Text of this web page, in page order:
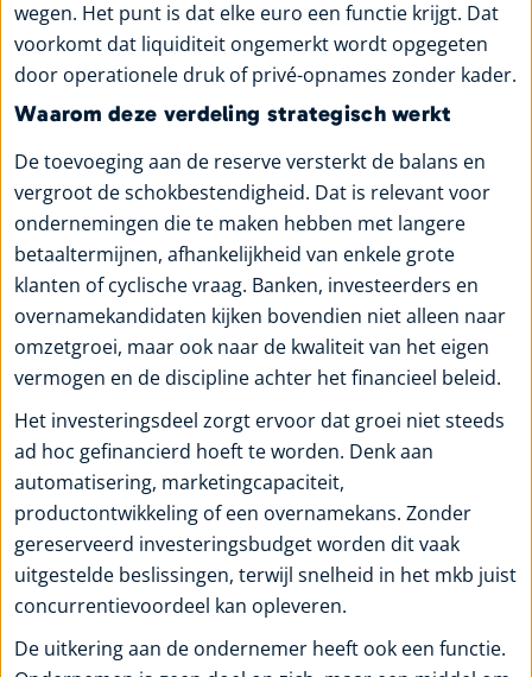
wegen. Het punt is dat elke euro een functie krijgt. Dat
voorkomt dat liquiditeit ongemerkt wordt opgegeten
door operationele druk of privé-opnames zonder kader.
Waarom deze verdeling strategisch werkt
De toevoeging aan de reserve versterkt de balans en
vergroot de schokbestendigheid. Dat is relevant voor
ondernemingen die te maken hebben met langere
betaaltermijnen, afhankelijkheid van enkele grote
klanten of cyclische vraag. Banken, investeerders en
overnamekandidaten kijken bovendien niet alleen naar
omzetgroei, maar ook naar de kwaliteit van het eigen
vermogen en de discipline achter het financieel beleid.
Het investeringsdeel zorgt ervoor dat groei niet steeds
ad hoc gefinancierd hoeft te worden. Denk aan
automatisering, marketingcapaciteit,
productontwikkeling of een overnamekans. Zonder
gereserveerd investeringsbudget worden dit vaak
uitgestelde beslissingen, terwijl snelheid in het mkb juist
concurrentievoordeel kan opleveren.
De uitkering aan de ondernemer heeft ook een functie.